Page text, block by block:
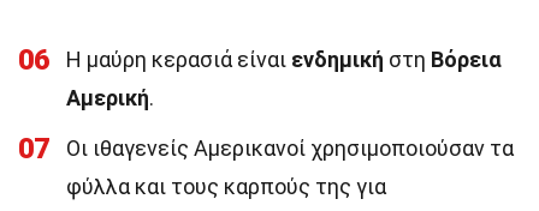
06 Η μαύρη κερασιά είναι ενδημική στη Βόρεια
Αμερική.
07
Οι ιθαγενείς Αμερικανοί χρησιμοποιούσαν τα
φύλλα και τους καρπούς της για